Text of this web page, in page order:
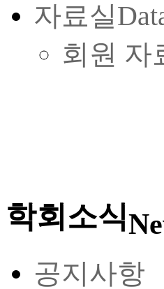
자료실
회원 자
학회소식
공지사항